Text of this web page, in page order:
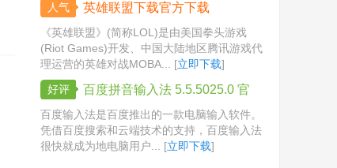
人气 英雄联盟下载官方下载
《英雄联盟》(简称LOL)是由美国拳头游戏
(Riot Games)开发、中国大陆地区腾讯游戏代
理运营的英雄对战MOBA... [立即下载]
好评
百度拼音输入法 5.5.5025.0 官
方版
百度输入法是百度推出的一款电脑输入软件。
凭借百度搜索和云端技术的支持，百度输入法
很快就成为地电脑用户... [立即下载]